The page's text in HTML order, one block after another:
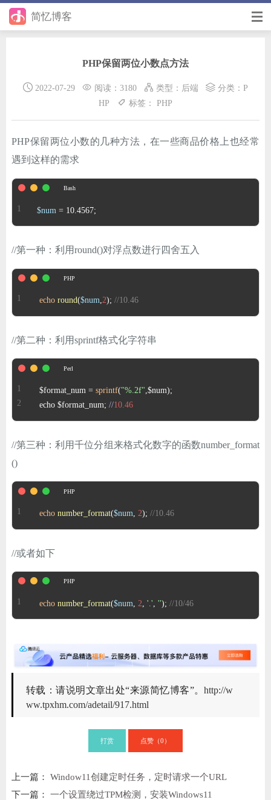
简忆博客
手册
其它
在线工具
优秀个人博客
省钱帮
ChatGPT
登录
PHP保留两位小数点方法
2022-07-29 阅读：3180 类型： 后端 分类： P
HP
标签： PHP
PHP保留两位小数的几种方法，在一些商品价格上也经常
遇到这样的需求
$num = 10.4567;
//第一种：利用round()对浮点数进行四舍五入
echo round($num,2); //10.46
//第二种：利用sprintf格式化字符串
$format_num = sprintf("%.2f"
echo $format_num; //10.46
//第三种：利用千位分组来格式化数字的函数number_format
()
echo number_format($num 2); //10.46
//或者如下
echo number_format($num 2 '.' ''); //10/46
转载：请说明文章出处“来源简忆博客”。http://w
ww.tpxhm.com/adetail/917.html
打赏 点赞（0 ）
上一篇：Window11创建定时任务，定时请求一个URL
下一篇：一个设置绕过TPM检测，安装Windows11